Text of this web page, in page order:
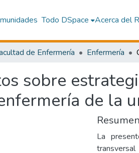
Todo DSpace Acerca del
de Enfermería Enfermería
sobre
de la
Resumen
La